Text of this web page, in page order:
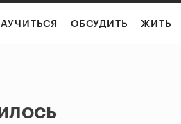
ОБСУДИТЬ ЖИТЬ